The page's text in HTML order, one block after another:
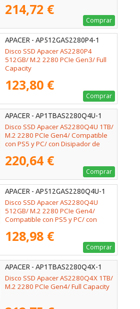
214,72 €
Comprar
APACER - AP512GAS2280P4-1
Disco SSD Apacer AS2280P4
512GB/ M.2 2280 PCIe Gen3/ Full
Capacity
123,80 €
Comprar
APACER - AP1TBAS2280Q4U-1
Disco SSD Apacer AS2280Q4U 1TB/
M.2 2280 PCIe Gen4/ Compatible
con PS5 y PC/ con Disipador de
220,64 €
Comprar
APACER - AP512GAS2280Q4U-1
Disco SSD Apacer AS2280Q4U
512GB/ M.2 2280 PCIe Gen4/
Compatible con PS5 y PC/ con
128,98 €
Comprar
APACER - AP1TBAS2280Q4X-1
Disco SSD Apacer AS2280Q4X 1TB/
M.2 2280 PCIe Gen4/ Full Capacity